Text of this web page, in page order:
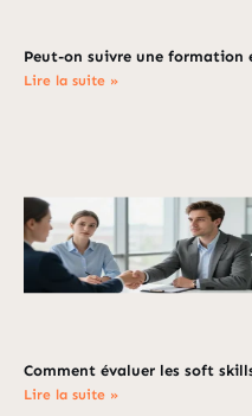
Peut-on suivre une
Lire la suite »
Comment évaluer les soft
Lire la suite »